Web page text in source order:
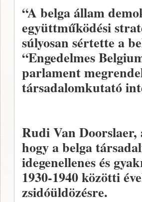
“A belga állam
együttműködési
súlyosan sértette a
“Engedelmes
parlament
társadalomkutató
Rudi Van
hogy a belga
idegenellenes és
1930-1940 közötti
zsidóüldözésre.